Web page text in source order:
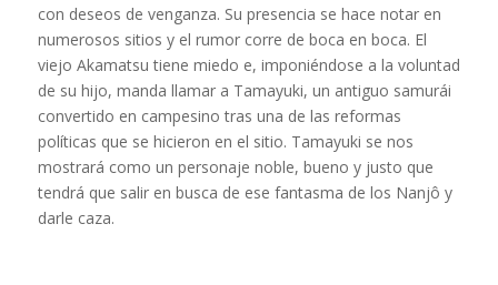
con deseos de venganza. Su presencia se hace notar en
numerosos sitios y el rumor corre de boca en boca. El
viejo Akamatsu tiene miedo e, imponiéndose a la voluntad
de su hijo, manda llamar a Tamayuki, un antiguo samurái
convertido en campesino tras una de las reformas
políticas que se hicieron en el sitio. Tamayuki se nos
mostrará como un personaje noble, bueno y justo que
tendrá que salir en busca de ese fantasma de los Nanjô y
darle caza.